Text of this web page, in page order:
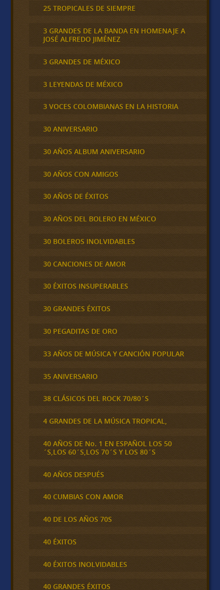
25 TROPICALES DE SIEMPRE
3 GRANDES DE LA BANDA EN HOMENAJE A
JOSÉ ALFREDO JIMÉNEZ
3 GRANDES DE MÉXICO
3 LEYENDAS DE MÉXICO
3 VOCES COLOMBIANAS EN LA HISTORIA
30 ANIVERSARIO
30 AÑOS ALBUM ANIVERSARIO
30 AÑOS CON AMIGOS
30 AÑOS DE ÉXITOS
30 AÑOS DEL BOLERO EN MÉXICO
30 BOLEROS INOLVIDABLES
30 CANCIONES DE AMOR
30 ÉXITOS INSUPERABLES
30 GRANDES ÉXITOS
30 PEGADITAS DE ORO
33 AÑOS DE MÚSICA Y CANCIÓN POPULAR
35 ANIVERSARIO
38 CLÁSICOS DEL ROCK 70/80´S
4 GRANDES DE LA MÚSICA TROPICAL,
40 AÑOS DE No. 1 EN ESPAÑOL LOS 50
´S,LOS 60´S,LOS 70´S Y LOS 80´S
40 AÑOS DESPUÉS
40 CUMBIAS CON AMOR
40 DE LOS AÑOS 70S
40 ÉXITOS
40 ÉXITOS INOLVIDABLES
40 GRANDES ÉXITOS